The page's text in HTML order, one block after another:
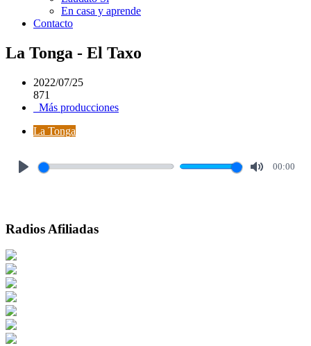
En casa y aprende
Contacto
La Tonga - El Taxo
2022/07/25
871
Más producciones
La Tonga
00:00
Radios Afiliadas